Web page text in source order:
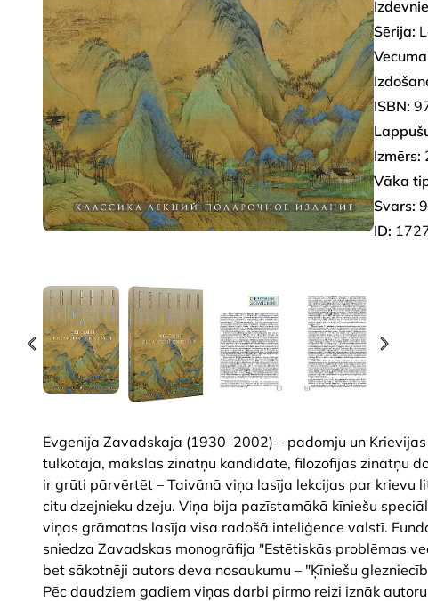
Sērija:
ISBN:
Izmērs:
Vāka
Svars:
ID:
Evgenija Zavadskaja (1930–2002) – padomju un
tulkotāja, mākslas zinātņu kandidāte, filozofijas zinātņu
ir grūti pārvērtēt – Taivānā viņa lasīja lekcijas par krievu
citu dzejnieku dzeju. Viņa bija pazīstamākā kīniešu
viņas grāmatas lasīja visa radošā inteliģence valstī.
sniedza Zavadskas monogrāfija "Estētiskās problēmas
bet sākotnēji autors deva nosaukumu – "Ķīniešu
Pēc daudziem gadiem viņas darbi pirmo reizi iznāk